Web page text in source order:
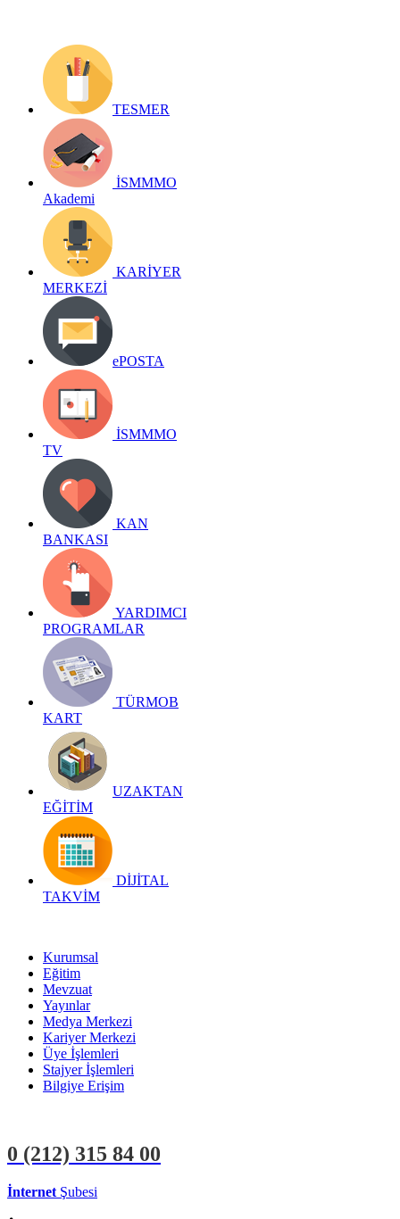
TESMER
İSMMMO
Akademi
KARİYER
MERKEZİ
ePOSTA
İSMMMO
TV
KAN
BANKASI
YARDIMCI
PROGRAMLAR
TÜRMOB
KART
UZAKTAN
EĞİTİM
DİJİTAL
TAKVİM
Kurumsal
Eğitim
Mevzuat
Yayınlar
Medya Merkezi
Kariyer Merkezi
Üye İşlemleri
Stajyer İşlemleri
Bilgiye Erişim
0 (212) 315 84 00
İnternet Şubesi